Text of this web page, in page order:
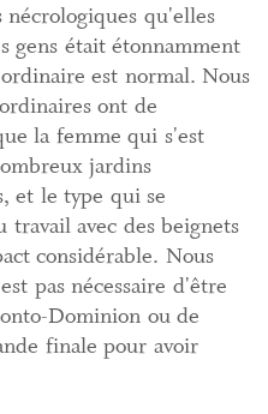
nécrologiques qu'elles
gens était étonnamment
est normal. Nous
ont de
la femme qui s'est
jardins
et le type qui se
avec des beignets
considérable. Nous
pas nécessaire d'être
Dominion ou de
finale pour avoir